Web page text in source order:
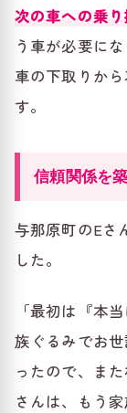
次の車への乗
う車が必要に
車の下取りか
す。
信頼関係を
与那原町のEさ
した。
「最初は『本
族ぐるみでお
ったので、ま
さんは、もう